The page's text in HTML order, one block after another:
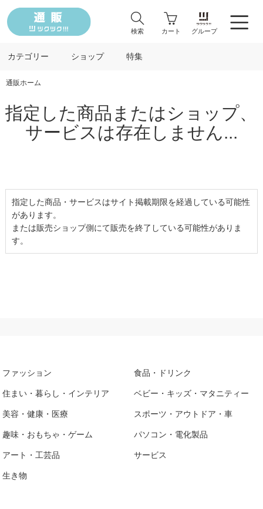
検索 カート グループ
カテゴリー ショップ 特集
通販ホーム
指定した商品またはショップ、
サービスは存在しません...
指定した商品・サービスはサイト掲載期限を経過している可能性
があります。
または販売ショップ側にて販売を終了している可能性がありま
す。
ファッション 食品・ドリンク
住まい・暮らし・インテリア ベビー・キッズ・マタニティー
美容・健康・医療 スポーツ・アウトドア・車
趣味・おもちゃ・ゲーム パソコン・電化製品
アート・工芸品 サービス
生き物